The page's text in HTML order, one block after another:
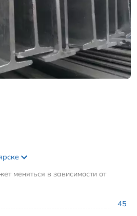
45
меняться в зависимости от